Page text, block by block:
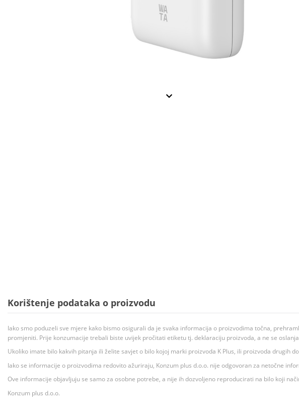
Korištenje podataka o proizvodu
Iako smo poduzeli sve mjere kako bismo osigurali da je svaka informacija o proizvodima točna,
promjeniti. Prije konzumacije trebali biste uvijek pročitati etiketu tj. deklaraciju proizvoda, a ne se
Ukoliko imate bilo kakvih pitanja ili želite savjet o bilo kojoj marki proizvoda K Plus, ili proizvoda drugih
Iako se informacije o proizvodima redovito ažuriraju, Konzum plus d.o.o. nije odgovoran za netočne
Ove informacije objavljuju se samo za osobne potrebe, a nije ih dozvoljeno reproducirati na bilo koji
Konzum plus d.o.o.